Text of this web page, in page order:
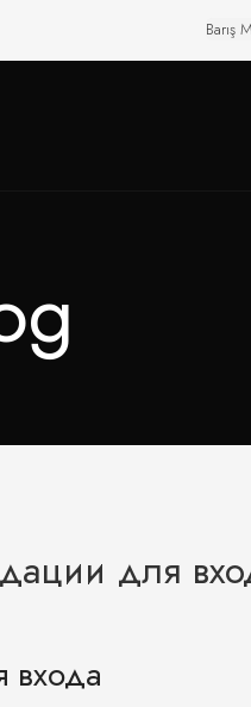
Barış
для
входа